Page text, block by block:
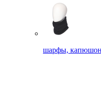
шарфы,